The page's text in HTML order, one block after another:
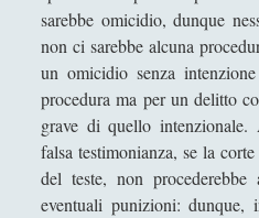
Un gioco editoriale di
filologica de ‘La Nausea’
Un tappeto volante alla
ventaglio rinfresca di
Un velo, occhi, mento,
eterno per virtù della
tutto questo è la
sarebbe omicidio, dunque
non ci sarebbe alcuna
un omicidio senza
procedura ma per un delitto
grave di quello
falsa testimonianza, se la
del teste, non procederebbe
eventuali punizioni: dunque,